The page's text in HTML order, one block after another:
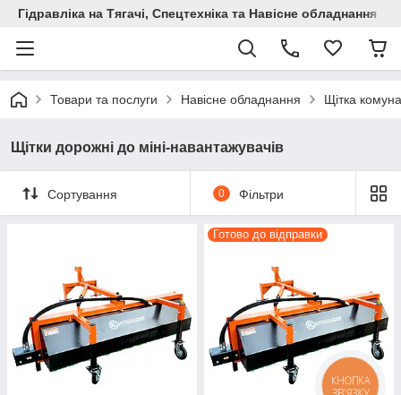
Гідравліка на Тягачі, Спецтехніка та Навісне обладнання
Товари та послуги Навісне обладнання Щітка
Щітки дорожні до міні-навантажувачів
Сортування 0 Фільтри
Готово до відправки
КНОПКА
ЗВ'ЯЗКУ